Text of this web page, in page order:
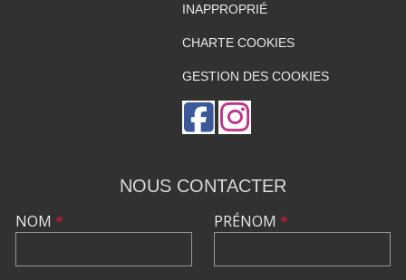
INAPPROPRIÉ
CHARTE COOKIES
GESTION DES COOKIES
NOUS CONTACTER
NOM * PRÉNOM *